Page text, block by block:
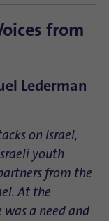
from
Lederman
on Israel,
youth
from the
At the
a need and